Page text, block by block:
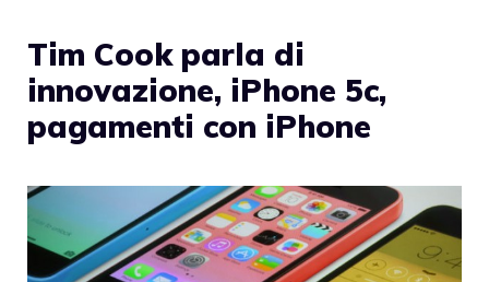
Tim Cook parla di
innovazione, iPhone 5c,
pagamenti con iPhone